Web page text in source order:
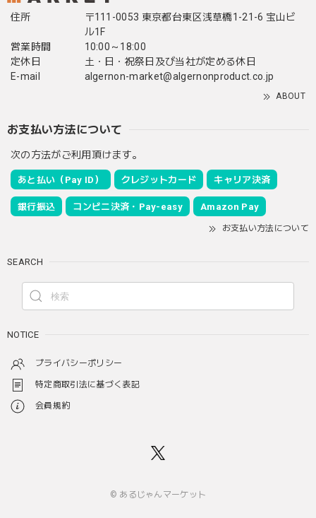
住所
〒111-0053 東京都台東区浅草橋1-21-6 宝山ビ
ル1F
営業時間
10:00～18:00
定休日
土・日・祝祭日及び当社が定める休日
E-mail
algernon-market@algernonproduct.co.jp
ABOUT
お支払い方法について
次の方法がご利用頂けます。
あと払い（Pay ID） クレジットカード キャリア決済
銀行振込 コンビニ決済・Pay-easy Amazon Pay
お支払い方法について
SEARCH
NOTICE
プライバシーポリシー
特定商取引法に基づく表記
会員規約
© あるじゃんマーケット